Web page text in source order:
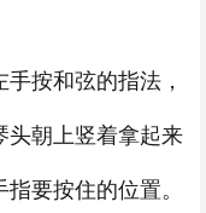
按和弦的指法，
头朝上竖着拿起来
要按住的位置。